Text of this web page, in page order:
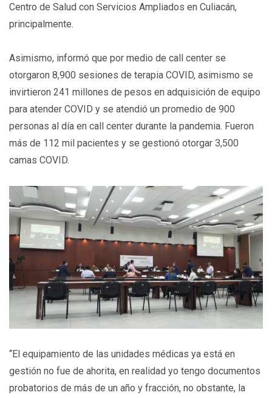
Centro de Salud con Servicios Ampliados en Culiacán,
principalmente.
Asimismo, informó que por medio de call center se
otorgaron 8,900 sesiones de terapia COVID, asimismo se
invirtieron 241 millones de pesos en adquisición de equipo
para atender COVID y se atendió un promedio de 900
personas al día en call center durante la pandemia. Fueron
más de 112 mil pacientes y se gestionó otorgar 3,500
camas COVID.
“El equipamiento de las unidades médicas ya está en
gestión no fue de ahorita, en realidad yo tengo documentos
probatorios de más de un año y fracción, no obstante, la